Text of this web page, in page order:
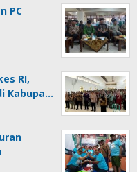
PC
RI,
Kabupa…